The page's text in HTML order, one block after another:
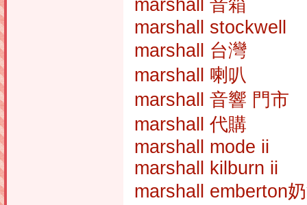
marshall 音箱
marshall stockwell
marshall 台灣
marshall 喇叭
marshall 音響 門市
marshall 代購
marshall mode ii
marshall kilburn ii
marshall emberton